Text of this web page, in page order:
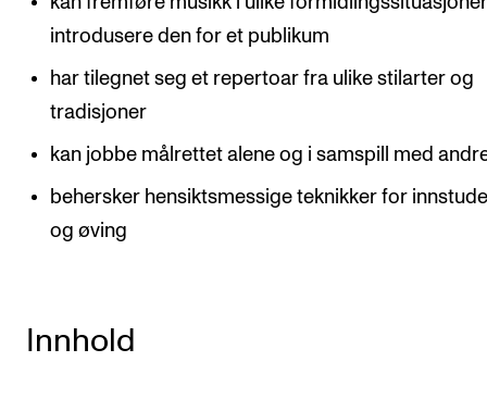
introdusere den for et publikum
har tilegnet seg et repertoar fra ulike stilarter og
tradisjoner
kan jobbe målrettet alene og i samspill med
behersker hensiktsmessige teknikker for
og øving
Innhold